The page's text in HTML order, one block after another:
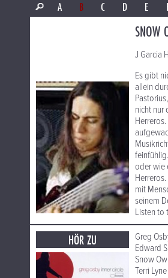
A
B C D E
SNOW
J Garcia
Es gibt
allein
nicht nur
oder wie
mit
seinem
Listen to
HÖR ZU
Greg
Edward
Snow
Terri